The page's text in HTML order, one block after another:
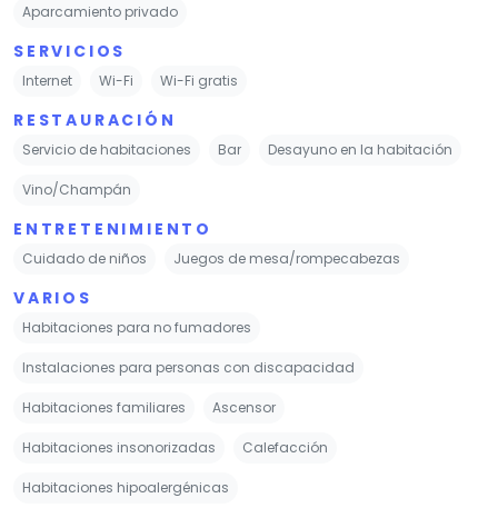
Aparcamiento privado
SERVICIOS
Internet Wi-Fi Wi-Fi gratis
RESTAURACIÓN
Servicio de habitaciones Bar Desayuno en la habitación
Vino/Champán
ENTRETENIMIENTO
Cuidado de niños Juegos de mesa/rompecabezas
VARIOS
Habitaciones para no fumadores
Instalaciones para personas con discapacidad
Habitaciones familiares Ascensor
Habitaciones insonorizadas Calefacción
Habitaciones hipoalergénicas